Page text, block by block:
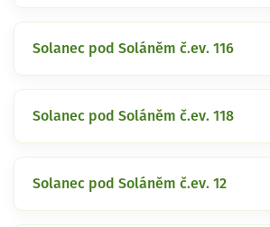
Solanec pod Soláněm č.ev. 116
Solanec pod Soláněm č.ev. 118
Solanec pod Soláněm č.ev. 12